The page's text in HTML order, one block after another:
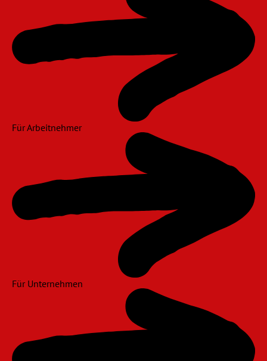
Für Arbeitnehmer
Für Unternehmen